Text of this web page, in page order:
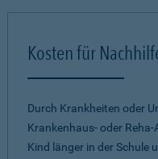
Kosten für
Durch Krankheiten oder
Krankenhaus- oder
Kind länger in der Schule